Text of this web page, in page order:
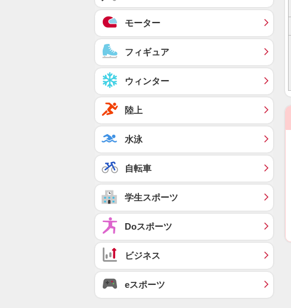
モーター
フィギュア
ウィンター
陸上
水泳
自転車
学生スポーツ
Doスポーツ
ビジネス
eスポーツ